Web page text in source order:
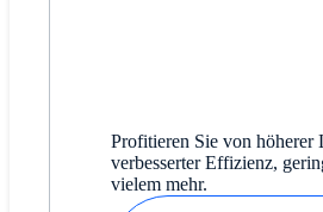
Profitieren Sie von höherer
verbesserter Effizienz,
vielem mehr.